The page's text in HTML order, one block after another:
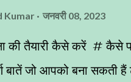
करते हैैं , क्योंकि इसकी
प्रजाति के पक्षी पूरे
चीं ...
Kumar जनवरी 08, 2023
की तैयारी कैसे करें # कैसे
बातें जो आपको बना सकती हैं